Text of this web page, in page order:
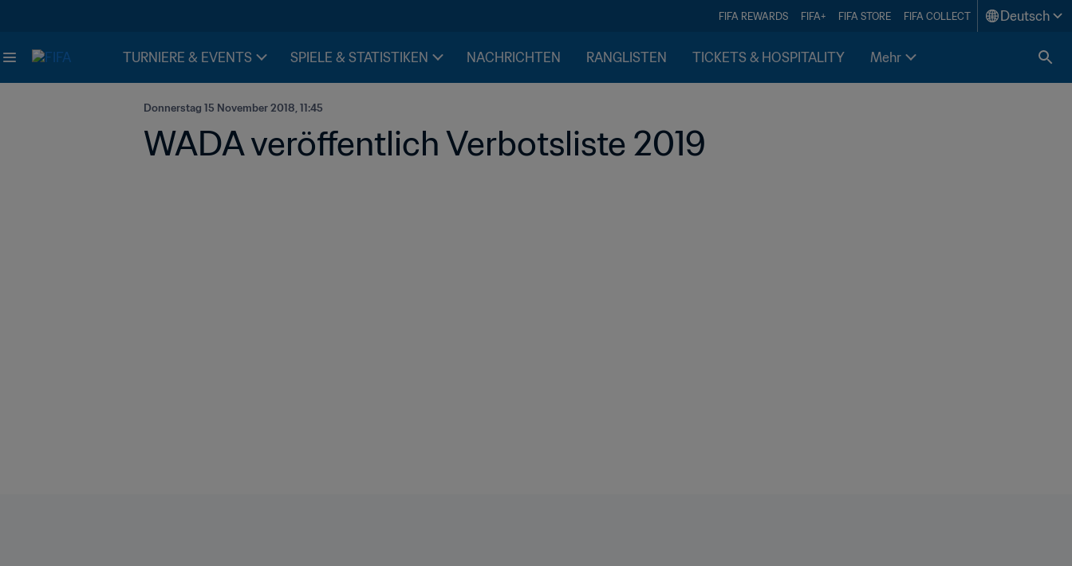
FIFA REWARDS FIFA+ FIFA STORE FIFA COLLECT Deutsch
TURNIERE & EVENTS SPIELE & STATISTIKEN NACHRICHTEN RANGLISTEN TICKETS & HOSPITALITY Mehr
Donnerstag 15 November 2018, 11:45
WADA veröffentlich Verbotsliste 2019